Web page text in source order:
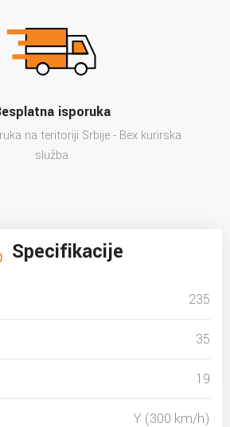
isporuka
na teritoriji Srbije - Bex kurirska
služba
Specifikacije
235
35
19
Y (300 km/h)